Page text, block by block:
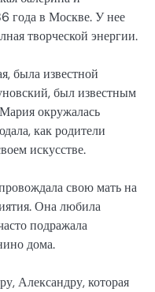
года в Москве. У нее
творческой энергии.
была известной
был известным
окружалась
как родители
искусстве.
свою мать на
Она любила
подражала
дома.
Александру, которая